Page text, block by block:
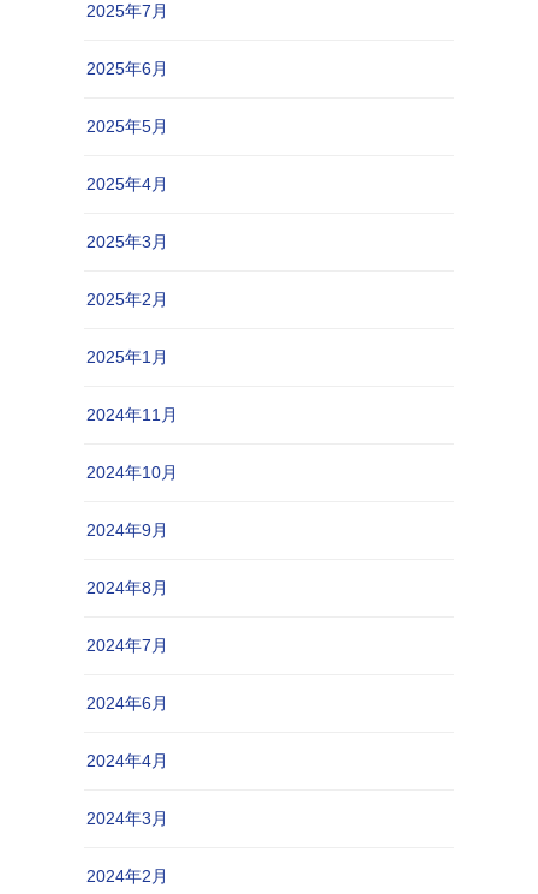
2025年7月
2025年6月
2025年5月
2025年4月
2025年3月
2025年2月
2025年1月
2024年11月
2024年10月
2024年9月
2024年8月
2024年7月
2024年6月
2024年4月
2024年3月
2024年2月